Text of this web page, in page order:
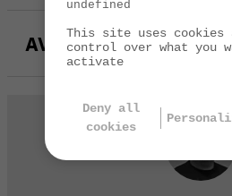
AVIS
undefined
This site uses cookies
control over what you
activate
Deny all
cookies